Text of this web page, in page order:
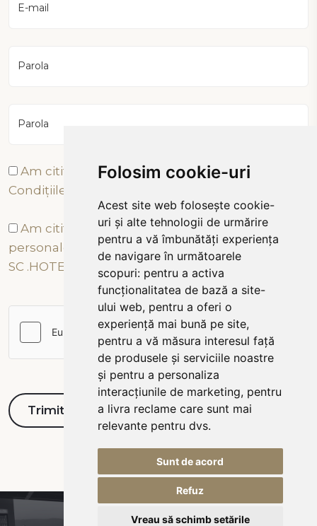
Folosim cookie-uri
Acest site web folosește cookie-
uri și alte tehnologii de urmărire
pentru a vă îmbunătăți experiența
de navigare în următoarele
scopuri: pentru a activa
funcționalitatea de bază a site-
ului web, pentru a oferi o
experiență mai bună pe site,
pentru a vă măsura interesul față
de produsele și serviciile noastre
și pentru a personaliza
interacțiunile de marketing, pentru
a livra reclame care sunt mai
relevante pentru dvs.
Sunt de acord
Refuz
Vreau să schimb setările
E-mail
Parola
Parola
Am citit și sunt de acord cu Termenii și
Condițiile
Am citit și sunt de acord cu prelucrarea datelor
personale conform Politicii de Confidențialitate a
SC .HOTEL TÂRNAVA 2000 SRL